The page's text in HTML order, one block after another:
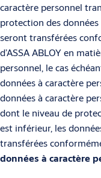
caractère personnel
protection des
seront transférées
d’ASSA ABLOY en
personnel, le cas
données à caractère
données à caractère
dont le niveau de
est inférieur, les
transférées
données à caractère